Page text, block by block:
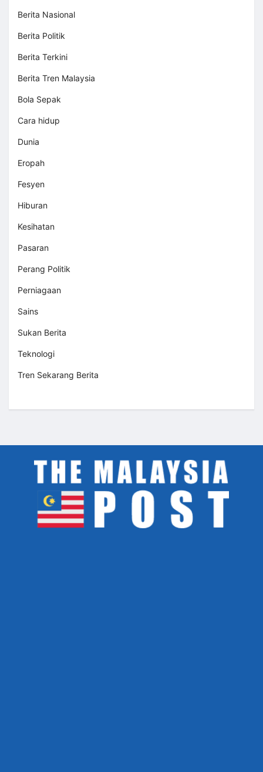
Berita Nasional
Berita Politik
Berita Terkini
Berita Tren Malaysia
Bola Sepak
Cara hidup
Dunia
Eropah
Fesyen
Hiburan
Kesihatan
Pasaran
Perang Politik
Perniagaan
Sains
Sukan Berita
Teknologi
Tren Sekarang Berita